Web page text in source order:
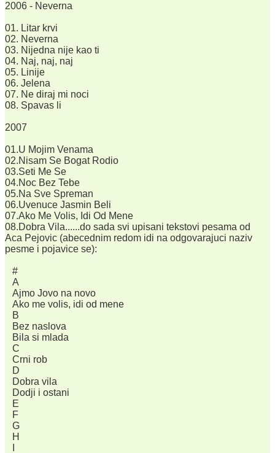
2006 - Neverna
01. Litar krvi
02. Neverna
03. Nijedna nije kao ti
04. Naj, naj, naj
05. Linije
06. Jelena
07. Ne diraj mi noci
08. Spavas li
2007
01.U Mojim Venama
02.Nisam Se Bogat Rodio
03.Seti Me Se
04.Noc Bez Tebe
05.Na Sve Spreman
06.Uvenuce Jasmin Beli
07.Ako Me Volis, Idi Od Mene
08.Dobra Vila......do sada svi upisani tekstovi pesama od
Aca Pejovic (abecednim redom idi na odgovarajuci naziv
pesme i pojavice se):
#
A
Ajmo Jovo na novo
Ako me volis, idi od mene
B
Bez naslova
Bila si mlada
C
Crni rob
D
Dobra vila
Dodji i ostani
E
F
G
H